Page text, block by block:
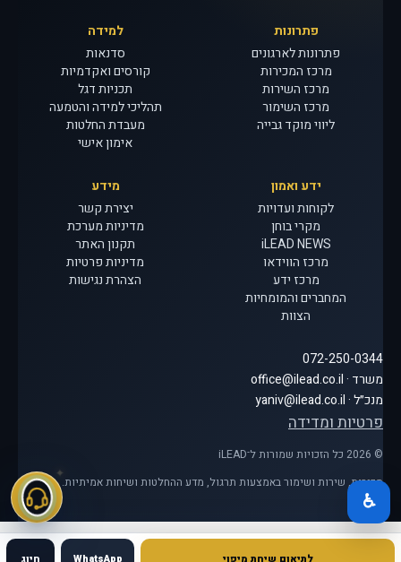
פתרונות
פתרונות לארגונים
מרכז המכירות
מרכז השירות
מרכז השימור
ליווי מוקד גבייה
למידה
סדנאות
קורסים ואקדמיות
תכניות דגל
תהליכי למידה והטמעה
מעבדת החלטות
אימון אישי
ידע ואמון
לקוחות ועדויות
מקרי בוחן
iLEAD NEWS
מרכז הווידאו
מרכז ידע
המחברים והמומחיות
הצוות
מידע
יצירת קשר
מדיניות מערכת
תקנון האתר
מדיניות פרטיות
הצהרת נגישות
072-250-0344
משרד · office@ilead.co.il
מנכ״ל · yaniv@ilead.co.il
פרטיות ומדידה
© 2026 כל הזכויות שמורות ל־iLEAD
מכירות, שירות ושימור באמצעות תרגול, מדע ההחלטות ושיחות אמיתיות.
לתיאום שיחת מיפוי WhatsApp חיוג
♿